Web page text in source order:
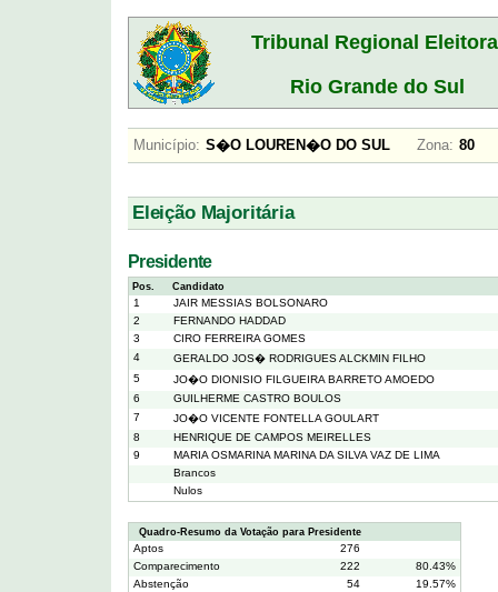
Tribunal Regional
Rio Grande do Sul
Município: S�O LOUREN�O DO SUL Zona:
Eleição Majoritária
Presidente
Pos. Candidato
1
JAIR MESSIAS BOLSONARO
2
FERNANDO HADDAD
3
CIRO FERREIRA GOMES
4
GERALDO JOS� RODRIGUES ALCKMIN FILHO
5
JO�O DIONISIO FILGUEIRA BARRETO AMOEDO
6
GUILHERME CASTRO BOULOS
7
JO�O VICENTE FONTELLA GOULART
8
HENRIQUE DE CAMPOS MEIRELLES
9
MARIA OSMARINA MARINA DA SILVA VAZ DE LIMA
Brancos
Nulos
Quadro-Resumo da Votação para Presidente
Aptos
276
Comparecimento
222
80.43%
Abstenção
54 19.57%